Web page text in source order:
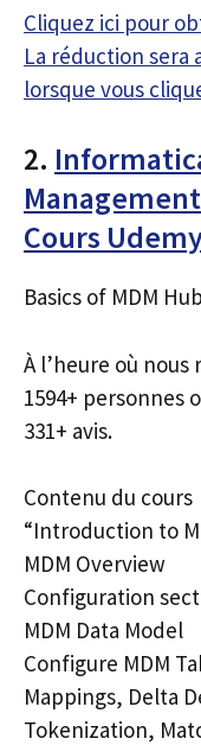
Cliquez ici pour
La réduction
lorsque vous
2.
Cours
Basics of MDM
À l’heure où
1594+ personnes
331+ avis.
Contenu du cours
“Introduction to
MDM Overview
Configuration
MDM Data Model
Configure MDM
Mappings, Delta
Tokenization,